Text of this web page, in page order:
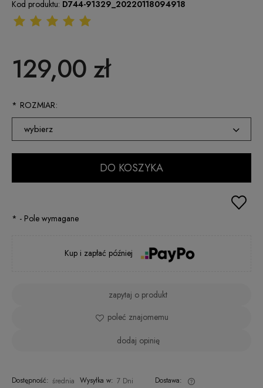
Kod produktu: D744-91329_20220118094918
129,00 zł
* ROZMIAR:
wybierz
XS
L
DO KOSZYKA
* - Pole wymagane
Kup i zapłać później
zapytaj o produkt
poleć znajomemu
dodaj opinię
Dostępność: średnia Wysyłka w: 7 Dni
Dostawa: